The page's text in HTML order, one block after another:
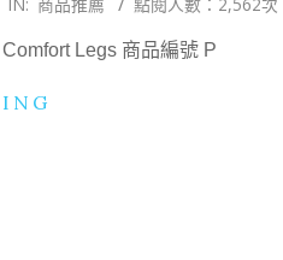
Legs 商品編號 P